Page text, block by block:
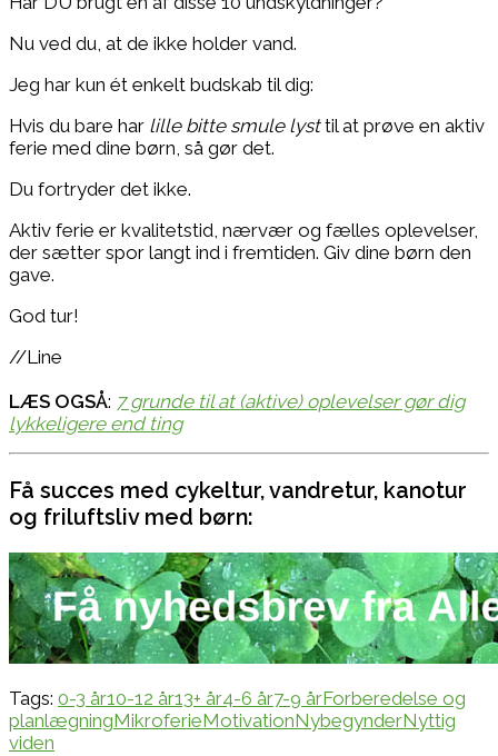
Nu ved du, at de ikke holder vand.
Jeg har kun ét enkelt budskab til dig:
Hvis du bare har lille bitte smule lysttil at prøve en aktiv
ferie med dine børn, så gør det.
Du fortryder det ikke.
Aktiv ferie er kvalitetstid, nærvær og fælles oplevelser,
der sætter spor langt ind i fremtiden. Giv dine børn den
gave.
God tur!
//Line
LÆS OGSÅ: 7 grunde til at (aktive) oplevelser gør dig
lykkeligere end ting
Få succes med cykeltur, vandretur, kanotur
og friluftsliv med børn:
Tags: 0-3 år10-12 år13+ år4-6 år7-9 årForberedelse og
planlægningMikroferieMotivationNybegynderNyttig
viden